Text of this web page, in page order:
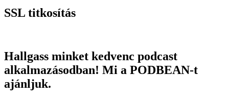
SSL titkosítás
Hallgass minket kedvenc podcast
alkalmazásodban! Mi a PODBEAN-t
ajánljuk.